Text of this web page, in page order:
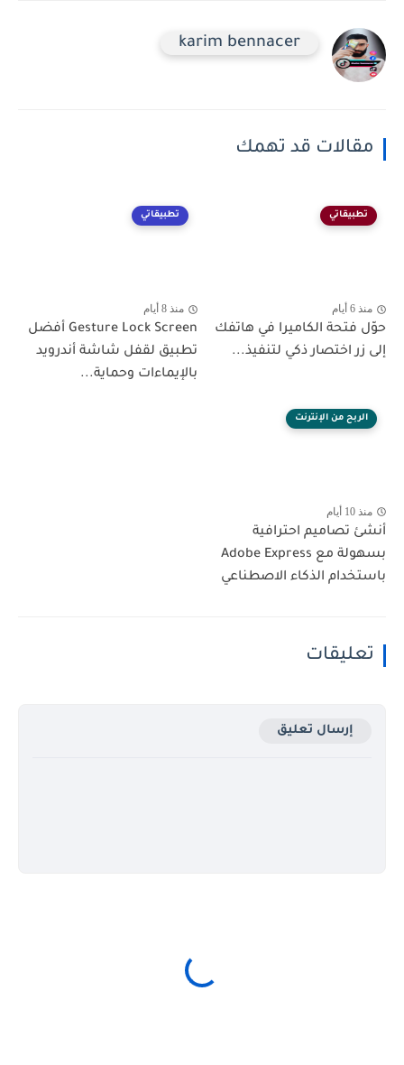
karim bennacer
مقالات قد تهمك
تطبيقاتي
منذ 6 أيام
حوّل فتحة الكاميرا في هاتفك
إلى زر اختصار ذكي لتنفيذ...
تطبيقاتي
منذ 8 أيام
Gesture Lock Screen أفضل
تطبيق لقفل شاشة أندرويد
بالإيماءات وحماية...
الربح من الإنترنت
منذ 10 أيام
أنشئ تصاميم احترافية
بسهولة مع Adobe Express
باستخدام الذكاء الاصطناعي
تعليقات
إرسال تعليق